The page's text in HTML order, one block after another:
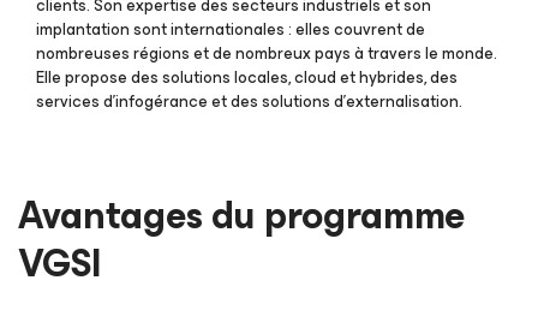
implantation sont internationales : elles couvrent de
nombreuses régions et de nombreux pays à travers le monde.
Elle propose des solutions locales, cloud et hybrides, des
services d’infogérance et des solutions d’externalisation.
Avantages du programme
VGSI